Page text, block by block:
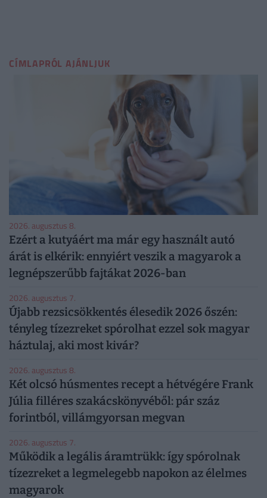
CÍMLAPRÓL AJÁNLJUK
2026. augusztus 8.
Ezért a kutyáért ma már egy használt autó
árát is elkérik: ennyiért veszik a magyarok a
legnépszerűbb fajtákat 2026-ban
2026. augusztus 7.
Újabb rezsicsökkentés élesedik 2026 őszén:
tényleg tízezreket spórolhat ezzel sok magyar
háztulaj, aki most kivár?
2026. augusztus 8.
Két olcsó húsmentes recept a hétvégére Frank
Júlia filléres szakácskönyvéből: pár száz
forintból, villámgyorsan megvan
2026. augusztus 7.
Működik a legális áramtrükk: így spórolnak
tízezreket a legmelegebb napokon az élelmes
magyarok